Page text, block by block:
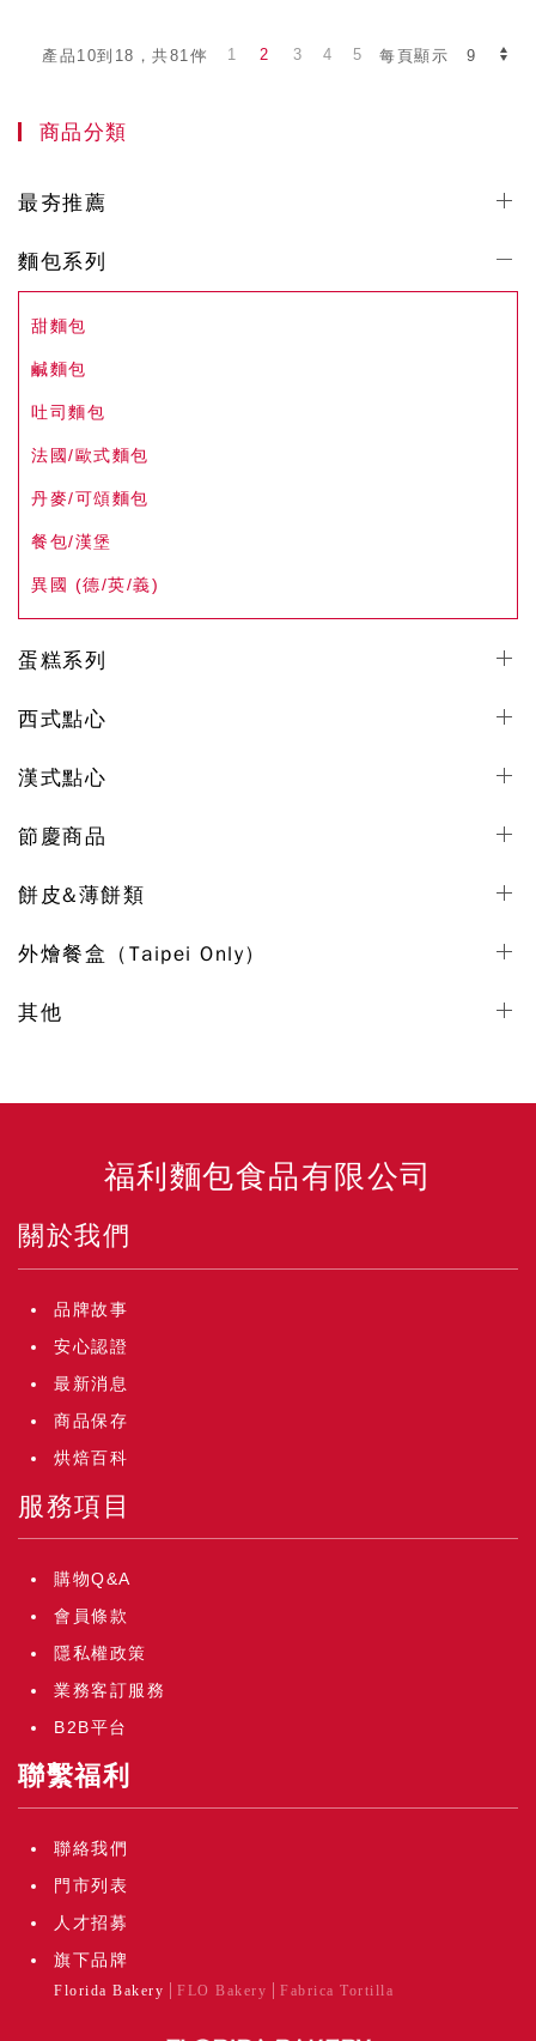
產品10到18，共81件 每頁顯示
1 2 3 4 5
商品分類
最夯推薦
麵包系列
甜麵包
鹹麵包
吐司麵包
法國/歐式麵包
丹麥/可頌麵包
餐包/漢堡
異國 (德/英/義)
蛋糕系列
西式點心
漢式點心
節慶商品
餅皮&薄餅類
外燴餐盒（Taipei Only）
其他
福利麵包食品有限公司
關於我們
品牌故事
安心認證
最新消息
商品保存
烘焙百科
服務項目
購物Q&A
會員條款
隱私權政策
業務客訂服務
B2B平台
聯繫福利
聯絡我們
門市列表
人才招募
旗下品牌
Florida Bakery FLO Bakery Fabrica Tortilla